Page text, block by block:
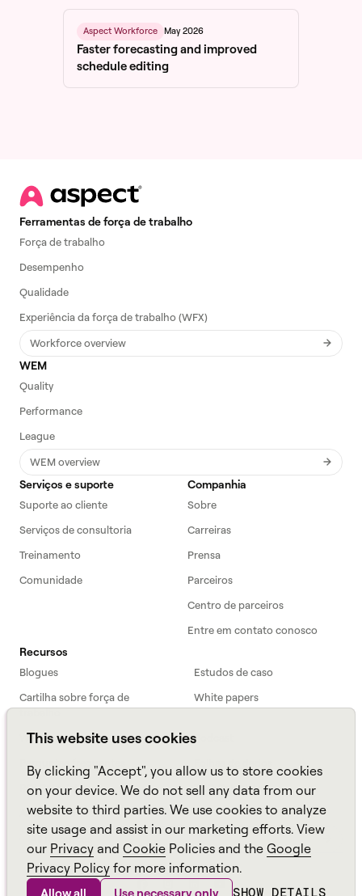
This website uses cookies
By clicking "Accept", you allow us to store cookies
on your device. We do not sell any data from our
website to third parties. We use cookies to analyze
site usage and assist in our marketing efforts. View
our Privacy and Cookie Policies and the Google
Privacy Policy for more information.
Allow all Use necessary only SHOW DETAILS
Aspect Workforce May 2026
Faster forecasting and improved
schedule editing
Ferramentas de força de trabalho
Força de trabalho
Desempenho
Qualidade
Experiência da força de trabalho (WFX)
Workforce overview
WEM
Quality
Performance
League
WEM overview
Serviços e suporte
Suporte ao cliente
Serviços de consultoria
Treinamento
Comunidade
Companhia
Sobre
Carreiras
Prensa
Parceiros
Centro de parceiros
Entre em contato conosco
Recursos
Blogues
Estudos de caso
Cartilha sobre força de
White papers
Webinars
Podcast
ROI Calculator
TCO Calculator
Amazon Connect
All resources